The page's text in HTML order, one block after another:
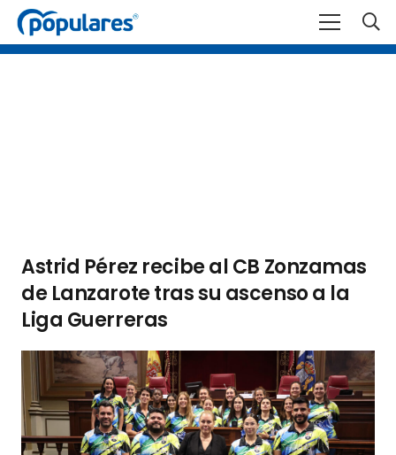
Astrid Pérez recibe al CB Zonzamas
de Lanzarote tras su ascenso a la
Liga Guerreras